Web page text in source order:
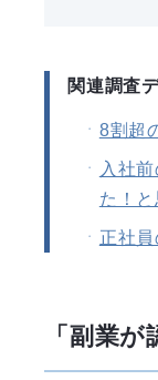
関連調査
8割超
入社
た！
正社
「副業